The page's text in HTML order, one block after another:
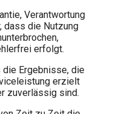
Verantwortung
dass die Nutzung
erfolgt.
die Ergebnisse, die
erzielt
zuverlässig sind.